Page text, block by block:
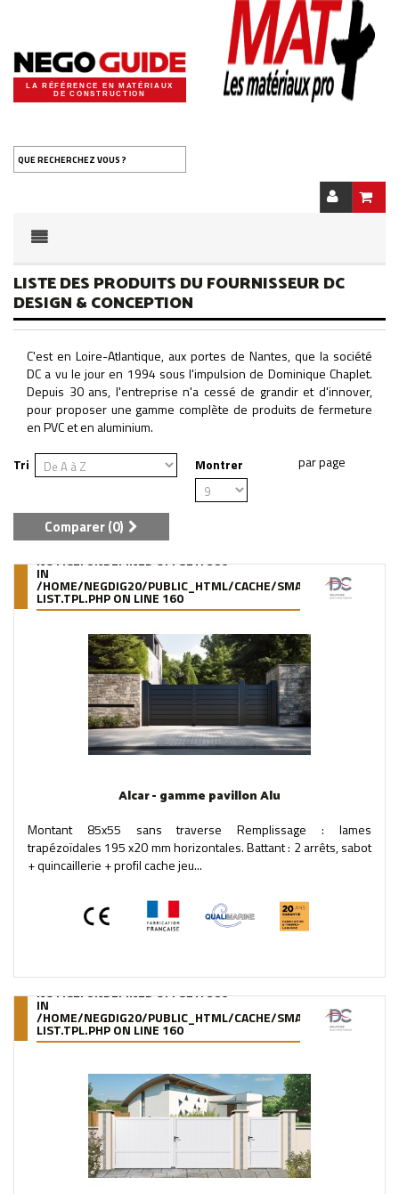
LA RÉFÉRENCE EN MATÉRIAUX
DE CONSTRUCTION
QUE RECHERCHEZ VOUS ?
LISTE DES PRODUITS DU FOURNISSEUR DC
DESIGN & CONCEPTION
C'est en Loire-Atlantique, aux portes de Nantes, que la société
DC a vu le jour en 1994 sous l'impulsion de Dominique Chaplet.
Depuis 30 ans, l'entreprise n'a cessé de grandir et d'innover,
pour proposer une gamme complète de produits de fermeture
en PVC et en aluminium.
Tri
Montrer
Comparer (0)
NOTICE: UNDEFINED OFFSET: 380
IN
/HOME/NEGDIG20/PUBLIC_HTML/CACHE/SMARTY/
LIST.TPL.PHPON LINE 160
Alcar - gamme pavillon Alu
Montant 85x55 sans traverse Remplissage : lames
trapézoïdales 195 x20 mm horizontales. Battant : 2 arrêts, sabot
+ quincaillerie + profil cache jeu...
NOTICE: UNDEFINED OFFSET: 380
IN
/HOME/NEGDIG20/PUBLIC_HTML/CACHE/SMARTY/
LIST.TPL.PHPON LINE 160